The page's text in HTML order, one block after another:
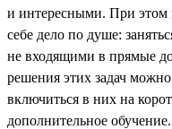
и интересными. При этом
себе дело по душе:
не входящими в прямые
решения этих задач
включиться в них на
дополнительное